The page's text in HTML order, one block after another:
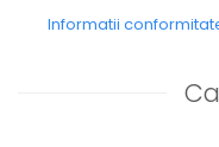
Informatii